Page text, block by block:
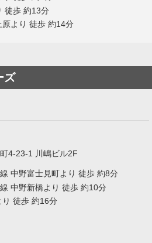
徒歩 約13分
より 徒歩 約14分
ズ
4-23-1 川嶋ビル2F
中野富士見町より 徒歩 約8分
中野新橋より 徒歩 約10分
徒歩 約16分